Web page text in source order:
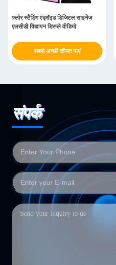
फ़्लोर स्टैंडिंग एंड्रॉइड डिजिटल साइनेज
एलसीडी विज्ञापन डिस्प्ले वीडियो
सबसे अच्छी कीमत पाएं
संपर्क